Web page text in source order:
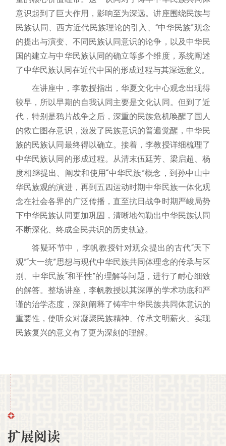
意识起到了巨大作用，影响至为深远。讲座围绕民族与
民族认同、西方近代民族理论的引入、“中华民族”观念
的提出与演变、不同民族认同意识的论争，以及中华民
国的建立与中华民族认同的确立等多个维度，系统阐述
了中华民族认同在近代中国的形成过程与其深远意义。
在讲座中，李教授指出，华夏文化中心观念出现得
较早，所以早期的自我认同主要是文化认同。但到了近
代，特别是鸦片战争之后，深重的民族危机唤醒了国人
的救亡图存意识，激发了民族意识的普遍觉醒，中华民
族的民族认同最终得以确立。接着，李教授详细梳理了
中华民族认同的形成过程。从清末伍廷芳、梁启超、杨
度相继提出、阐发和使用“中华民族”概念，到孙中山中
华民族观的演进，再到五四运动时期中华民族一体化观
念在社会各界的广泛传播，直至抗日战争时期严峻局势
下中华民族认同更加巩固，清晰地勾勒出中华民族认同
不断深化、终成全民共识的历史轨迹。
答疑环节中，李帆教授针对观众提出的古代“天下
观”“大一统”思想与现代中华民族共同体理念的传承与区
别、中华民族“和平性”的理解等问题，进行了耐心细致
的解答。整场讲座，李帆教授以其深厚的学术功底和严
谨的治学态度，深刻阐释了铸牢中华民族共同体意识的
重要性，使听众对凝聚民族精神、传承文明薪火、实现
民族复兴的意义有了更为深刻的理解。
扩展阅读